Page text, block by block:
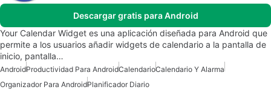
Descargar gratis para Android
Your Calendar Widget es una aplicación diseñada para Android que
permite a los usuarios añadir widgets de calendario a la pantalla de
inicio, pantalla…
AndroidProductividad Para AndroidCalendarioCalendario Y Alarma
Organizador Para AndroidPlanificador Diario